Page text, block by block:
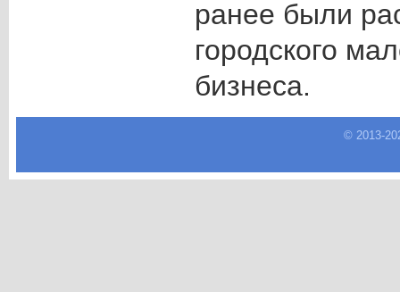
ранее были
городского
бизнеса.
© 2013-